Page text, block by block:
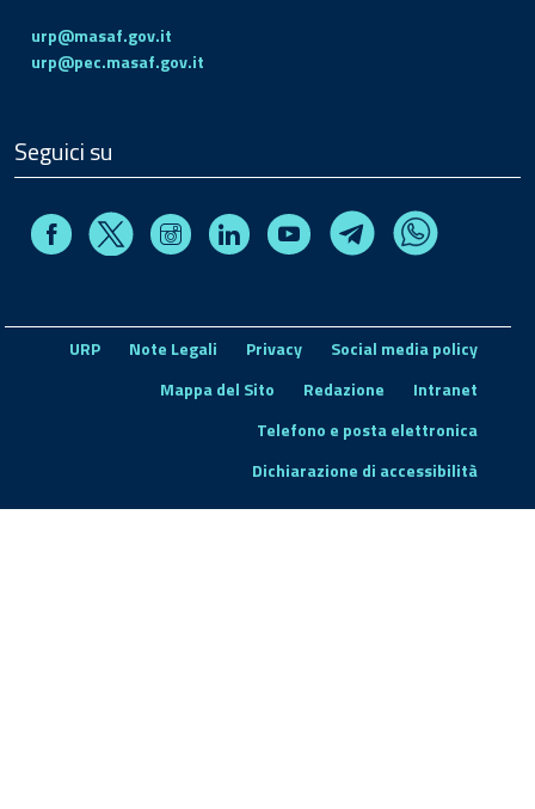
urp@masaf.gov.it
urp@pec.masaf.gov.it
Seguici su
FacebookX InstagramLinkedin Youtube TelegramWhatsapp
URP Note Legali Privacy
Social media policy
Mappa del Sito
Redazione
Intranet
Telefono e posta elettronica
Dichiarazione di accessibilità